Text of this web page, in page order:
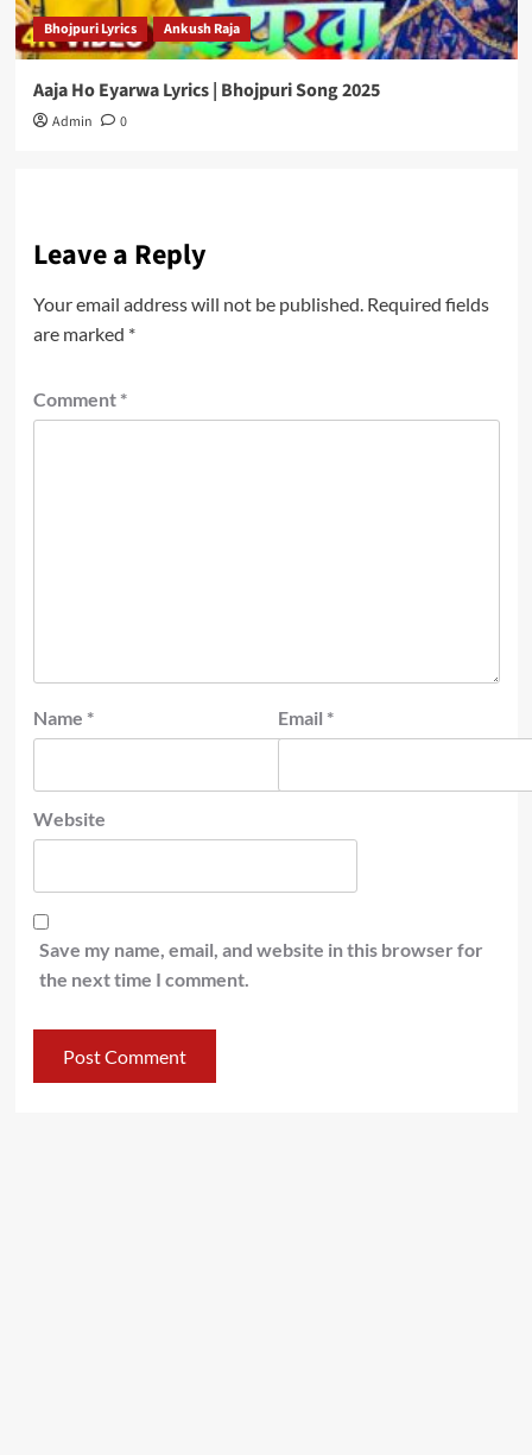
Bhojpuri Lyrics Ankush Raja
Aaja Ho Eyarwa Lyrics | Bhojpuri Song 2025
Admin 0
Leave a Reply
Your email address will not be published. Required fields
are marked *
Comment *
Name * Email *
Website
Save my name, email, and website in this browser for
the next time I comment.